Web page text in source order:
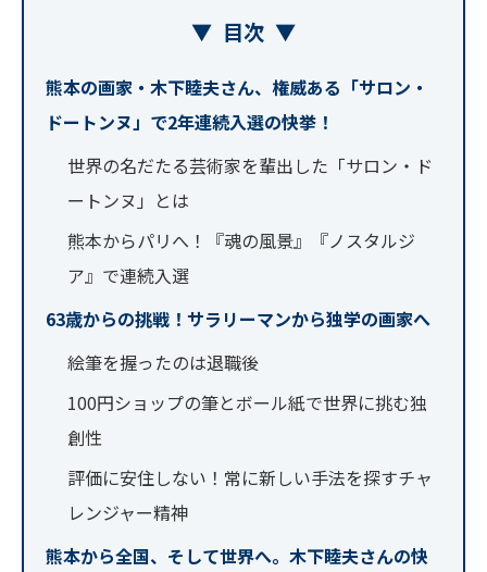
▼ 目次 ▼
熊本の画家・木下睦夫さん、権威ある「サロン・
ドートンヌ」で2年連続入選の快挙！
世界の名だたる芸術家を輩出した「サロン・ド
ートンヌ」とは
熊本からパリへ！『魂の風景』『ノスタルジ
ア』で連続入選
63歳からの挑戦！サラリーマンから独学の画家へ
絵筆を握ったのは退職後
100円ショップの筆とボール紙で世界に挑む独
創性
評価に安住しない！常に新しい手法を探すチャ
レンジャー精神
熊本から全国、そして世界へ。木下睦夫さんの快